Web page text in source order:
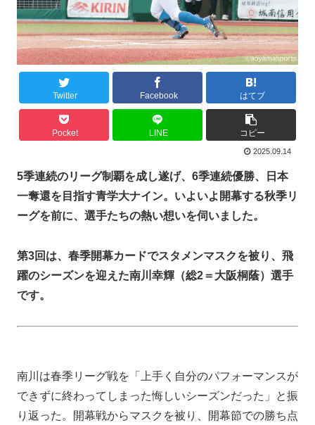
Twitter Facebook はてブ
Pocket LINE コピー
2025.09.14
5季連続のリーグ制覇を成し遂げ、6季連続優勝、日本
一奪還を目指す青学大ナイン。いよいよ開幕する秋季リ
ーグを前に、選手たちの熱い想いを伺いました。
第3回は、春季開幕カードでスタメンマスクを被り、飛
躍のシーズンを迎えた南川幸輝（総2＝大阪桐蔭）選手
です。
南川は春季リーグ戦を「上手く自分のパフォーマンスが
できずに終わってしまった悔しいシーズンだった」と振
り返った。開幕戦からマスクを被り、開幕節での勝ち点